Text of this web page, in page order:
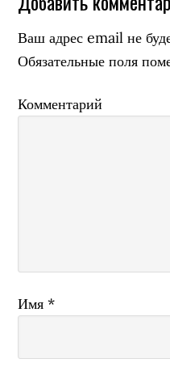
Ваш адрес email не
Обязательные поля
Комментарий
Имя*